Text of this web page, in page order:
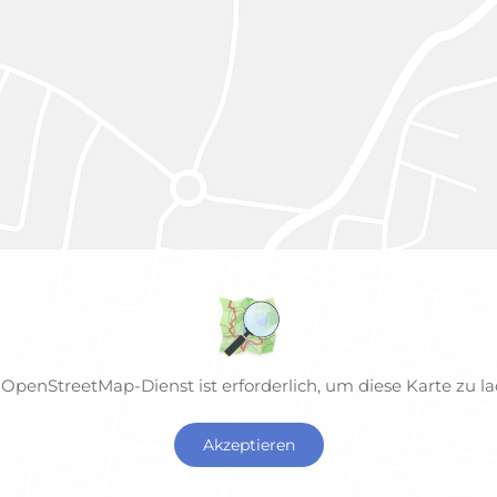
Dienst ist erforderlich, um diese Karte zu
Akzeptieren